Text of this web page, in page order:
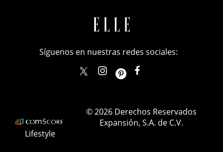
Síguenos en nuestras redes sociales:
elle_mexicoellemexico
Lifestyle
© 2026 Derechos Reservados
Expansión, S.A. de C.V.